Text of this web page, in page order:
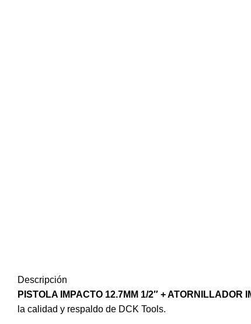
Descripción
PISTOLA IMPACTO 12.7MM 1/2″ +
la calidad y respaldo de DCK Tools.